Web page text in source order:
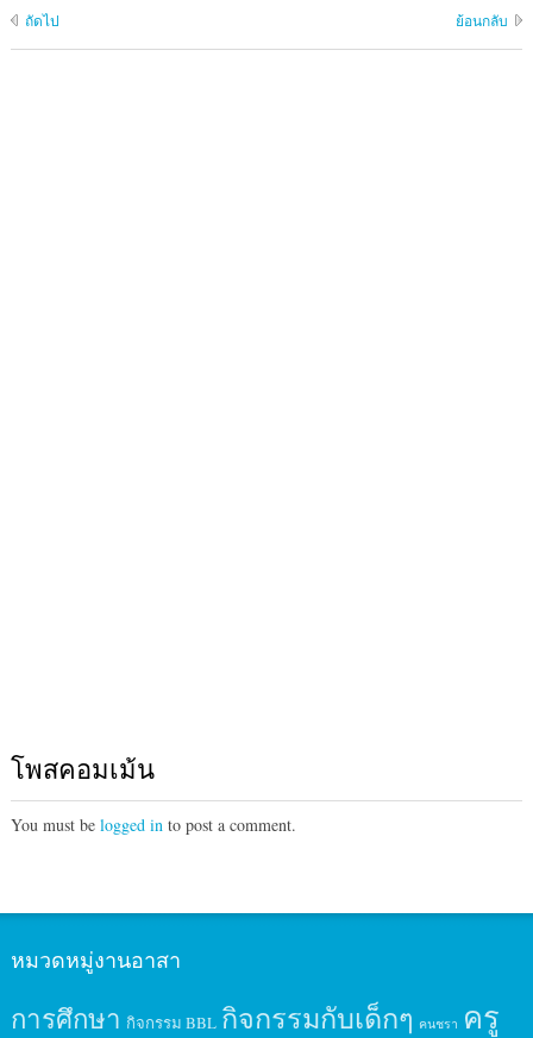
ถัดไป ย้อนกลับ
โพสคอมเม้น
You must be logged into post a comment.
หมวดหมู่งานอาสา
การศึกษา กิจกรรม BBL กิจกรรมกับเด็กๆ คนชรา ครู